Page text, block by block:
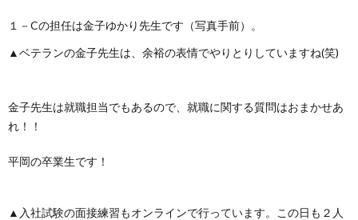
１－Cの担任は金子ゆかり先生です（写真手前）。
▲ベテランの金子先生は、余裕の表情でやりとりしていますね(笑)
金子先生は就職担当でもあるので、就職に関する質問はおまかせあ
れ！！
平岡の卒業生です！
▲入社試験の面接練習もオンラインで行っています。この日も２人